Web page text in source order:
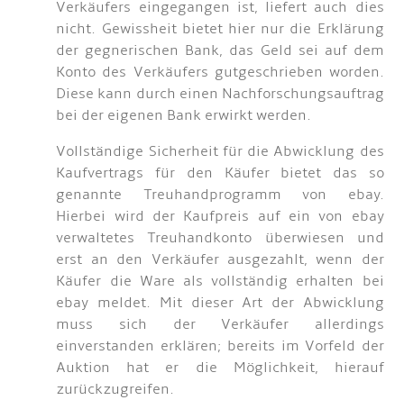
Verkäufers eingegangen ist, liefert auch dies
nicht. Gewissheit bietet hier nur die Erklärung
der gegnerischen Bank, das Geld sei auf dem
Konto des Verkäufers gutgeschrieben worden.
Diese kann durch einen Nachforschungsauftrag
bei der eigenen Bank erwirkt werden.
Vollständige Sicherheit für die Abwicklung des
Kaufvertrags für den Käufer bietet das so
genannte Treuhandprogramm von ebay.
Hierbei wird der Kaufpreis auf ein von ebay
verwaltetes Treuhandkonto überwiesen und
erst an den Verkäufer ausgezahlt, wenn der
Käufer die Ware als vollständig erhalten bei
ebay meldet. Mit dieser Art der Abwicklung
muss sich der Verkäufer allerdings
einverstanden erklären; bereits im Vorfeld der
Auktion hat er die Möglichkeit, hierauf
zurückzugreifen.